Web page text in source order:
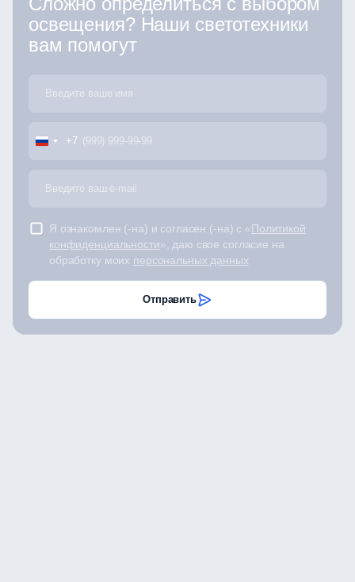
освещения? Наши светотехники
вам помогут
+7
Я ознакомлен (-на) и согласен (-на) с «Политикой
конфиденциальности», даю свое согласие на
обработку моих персональных данных
Отправить